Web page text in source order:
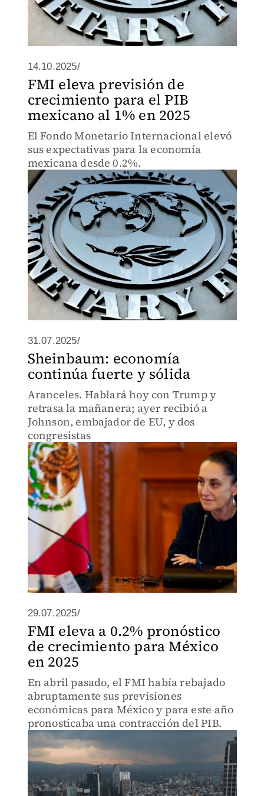
14.10.2025/
FMI eleva previsión de
crecimiento para el PIB
mexicano al 1% en 2025
El Fondo Monetario Internacional elevó
sus expectativas para la economía
mexicana desde 0.2%.
31.07.2025/
Sheinbaum: economía
continúa fuerte y sólida
Aranceles. Hablará hoy con Trump y
retrasa la mañanera; ayer recibió a
Johnson, embajador de EU, y dos
congresistas
29.07.2025/
FMI eleva a 0.2% pronóstico
de crecimiento para México
en 2025
En abril pasado, el FMI había rebajado
abruptamente sus previsiones
económicas para México y para este año
pronosticaba una contracción del PIB.